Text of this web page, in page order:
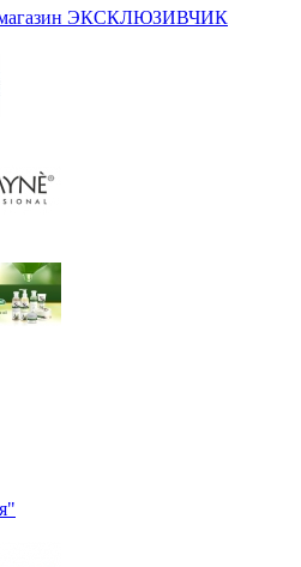
магазин ЭКСКЛЮЗИВЧИК